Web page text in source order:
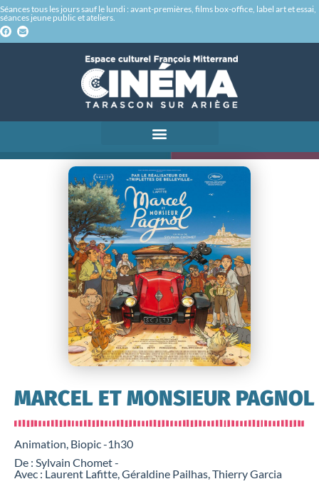
Séances tous les jours sauf le lundi : avant-premières, films box-office, label art et essai,
séances jeune public et ateliers.
MARCEL ET MONSIEUR PAGNOL
Animation, Biopic -1h30
De : Sylvain Chomet -
Avec : Laurent Lafitte, Géraldine Pailhas, Thierry Garcia